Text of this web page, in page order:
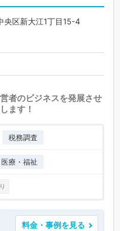
央区新大江1丁目15-4
者のビジネスを発展させ
ます！
税務調査
医療・福祉
料金・事例を見る